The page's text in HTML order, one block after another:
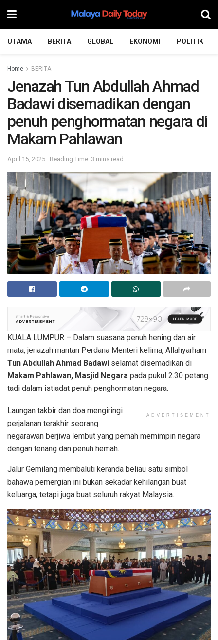
UTAMA BERITA GLOBAL EKONOMI POLITIK
Home BERITA
Jenazah Tun Abdullah Ahmad
Badawi disemadikan dengan
penuh penghormatan negara di
Makam Pahlawan
April 15, 2025 Reading Time: 3 mins read
KUALA LUMPUR – Dalam suasana penuh hening dan air
mata, jenazah mantan Perdana Menteri kelima, Allahyarham
Tun Abdullah Ahmad Badawi selamat disemadikan di
Makam Pahlawan, Masjid Negara pada pukul 2.30 petang
tadi dalam istiadat penuh penghormatan negara.
ADVERTISEMENT
Laungan takbir dan doa mengiringi
perjalanan terakhir seorang
negarawan berjiwa lembut yang pernah memimpin negara
dengan tenang dan penuh hemah.
Jalur Gemilang membaluti keranda beliau satu simbol
bahawa pemergian ini bukan sekadar kehilangan buat
keluarga, tetapi juga buat seluruh rakyat Malaysia.